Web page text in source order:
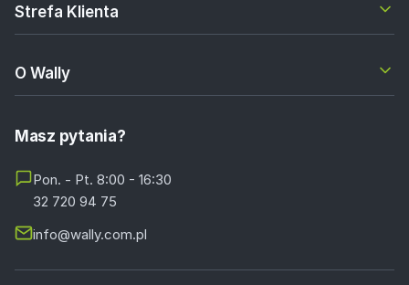
Strefa Klienta
O Wally
Masz pytania?
Pon. - Pt. 8:00 - 16:30
32 720 94 75
info@wally.com.pl